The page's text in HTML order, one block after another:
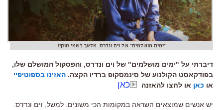
"ימים מושלמים" של וים ונדרס. מלאך בשמי טוקיו
דיברתי על "ימים מושלמים" של וים ונדרס, והפסקול המושלם שלו,
בפודקאסט הקולנוע של סינמסקופ ברדיו הקצה. האזינו בספוטיפיי
או כאן או לחצו להאזנה כאן
יש אנשים שמוצאים השראה במקומות הכי משונים למשל וים ונדרס